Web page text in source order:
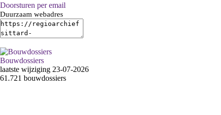
Doorsturen per email
Duurzaam webadres
Bouwdossiers
laatste wijziging 23-07-2026
61.721 bouwdossiers